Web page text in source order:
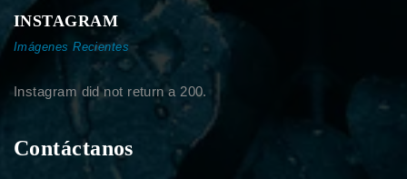
INSTAGRAM
Imágenes Recientes
Instagram did not return a 200.
Contáctanos